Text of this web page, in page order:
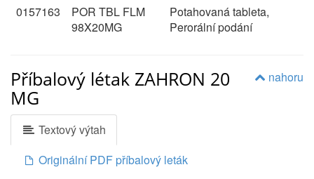
0157163
POR TBL FLM
98X20MG
Potahovaná tableta,
Perorální podání
nahoru
Příbalový létak ZAHRON 20
MG
Textový výtah
Originální PDF příbalový leták